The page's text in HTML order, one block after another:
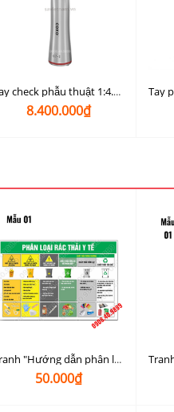
Tay check phẫu thuật 1:4.2 Coxo C7-3 dùng motor điện
8.400.000₫
Tranh "Hướng dẫn phân loại rác thải y tế"
50.000₫